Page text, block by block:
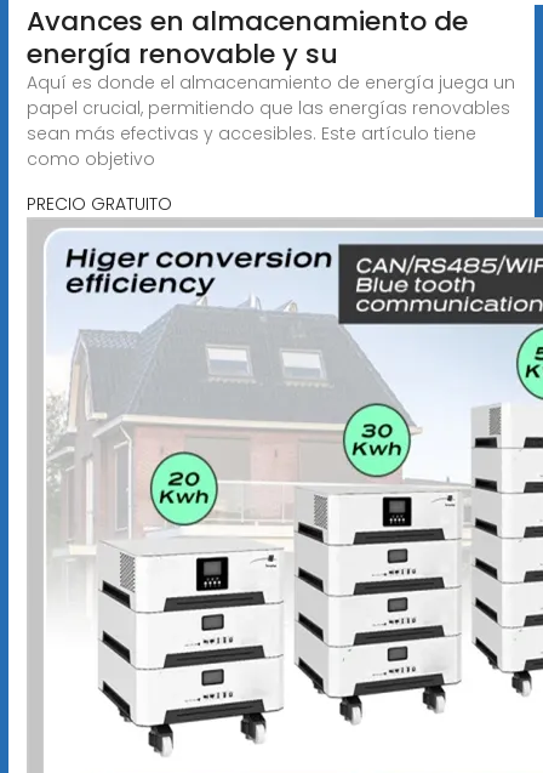
Avances en almacenamiento de
energía renovable y su
Aquí es donde el almacenamiento de energía juega un
papel crucial, permitiendo que las energías renovables
sean más efectivas y accesibles. Este artículo tiene
como objetivo
PRECIO GRATUITO